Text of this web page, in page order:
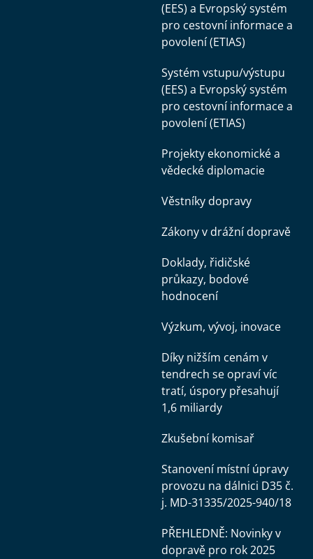
(EES) a Evropský systém
pro cestovní informace a
povolení (ETIAS)
Systém vstupu/výstupu
(EES) a Evropský systém
pro cestovní informace a
povolení (ETIAS)
Projekty ekonomické a
vědecké diplomacie
Věstníky dopravy
Zákony v drážní dopravě
Doklady, řidičské
průkazy, bodové
hodnocení
Výzkum, vývoj, inovace
Díky nižším cenám v
tendrech se opraví víc
tratí, úspory přesahují
1,6 miliardy
Zkušební komisař
Stanovení místní úpravy
provozu na dálnici D35 č.
j. MD-31335/2025-940/18
PŘEHLEDNĚ: Novinky v
dopravě pro rok 2025